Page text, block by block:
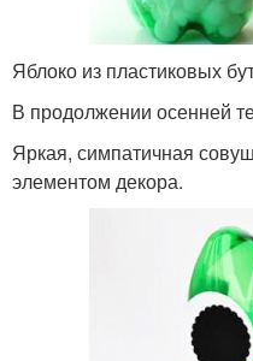
Яблоко из пластиковых
В продолжении осенней
Яркая, симпатичная
элементом декора.